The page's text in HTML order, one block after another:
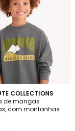
COLLECTIONS
de mangas
com montanhas